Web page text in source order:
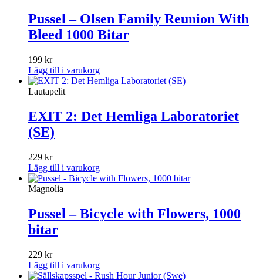
Pussel – Olsen Family Reunion With
Bleed 1000 Bitar
199 kr
Lägg till i varukorg
Lautapelit
EXIT 2: Det Hemliga Laboratoriet
(SE)
229 kr
Lägg till i varukorg
Magnolia
Pussel – Bicycle with Flowers, 1000
bitar
229 kr
Lägg till i varukorg